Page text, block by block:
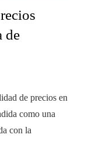
de
de precios en
como una
con la